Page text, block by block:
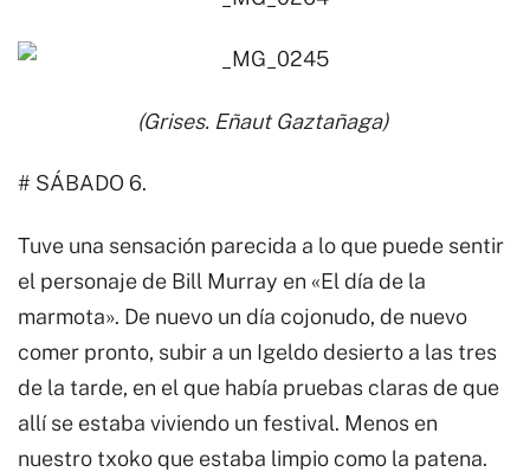
(Grises. Eñaut Gaztañaga)
# SÁBADO 6.
Tuve una sensación parecida a lo que puede sentir
el personaje de Bill Murray en «El día de la
marmota». De nuevo un día cojonudo, de nuevo
comer pronto, subir a un Igeldo desierto a las tres
de la tarde, en el que había pruebas claras de que
allí se estaba viviendo un festival. Menos en
nuestro txoko que estaba limpio como la patena.